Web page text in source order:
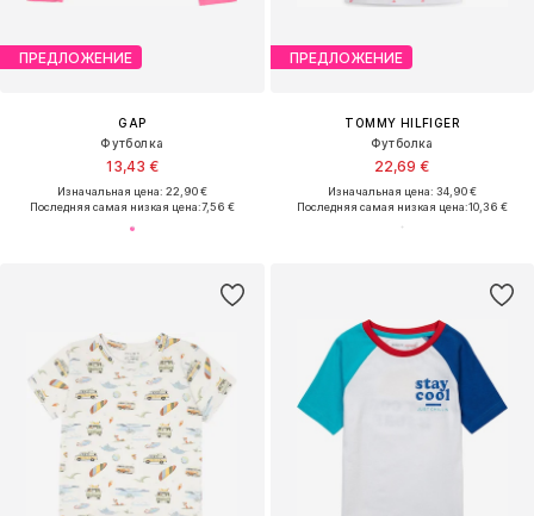
ПРЕДЛОЖЕНИЕ
GAP
Футболка
13,43 €
Изначальная цена: 22,90 €
Последняя самая низкая цена:7,56 €
ПРЕДЛОЖЕНИЕ
TOMMY HILFIGER
Футболка
22,69 €
Изначальная цена: 34,90 €
Последняя самая низкая цена:10,36 €